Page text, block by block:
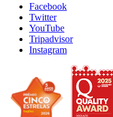
Facebook
Twitter
YouTube
Tripadvisor
Instagram